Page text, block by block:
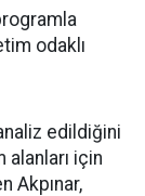
odaklı
edildiğini
için
Akpınar,